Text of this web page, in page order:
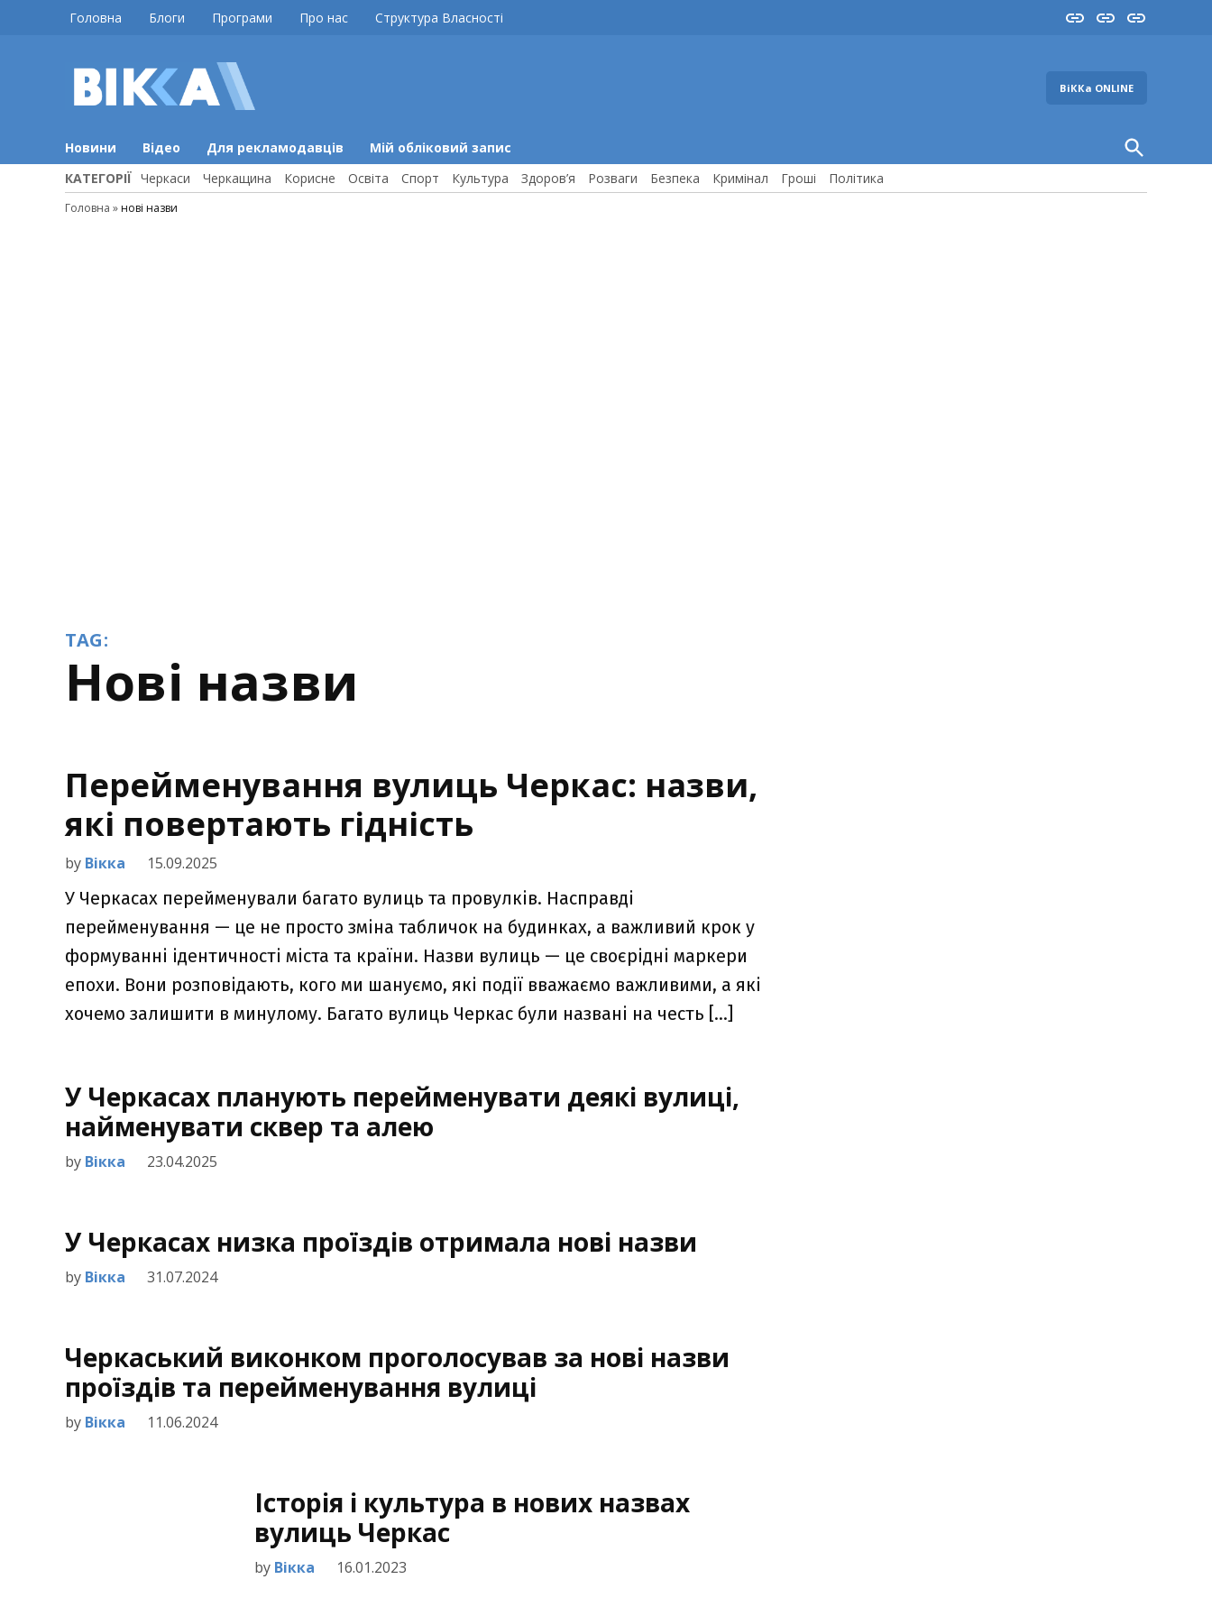
Головна Блоги Програми Про нас Структура Власності InstaYouTube
FB
ВіККа ONLINE
Новини Відео Для рекламодавців Мій обліковий запис
Open
Search
КАТЕГОРІЇ Черкаси Черкащина Корисне Освіта Спорт Культура Здоров’я Розваги Безпека Кримінал Гроші Політика
Головна » нові назви
TAG:
нові назви
Перейменування вулиць Черкас: назви,
які повертають гідність
by Вікка 15.09.2025
У Черкасах перейменували багато вулиць та провулків. Насправді
перейменування — це не просто зміна табличок на будинках, а важливий крок у
формуванні ідентичності міста та країни. Назви вулиць — це своєрідні маркери
епохи. Вони розповідають, кого ми шануємо, які події вважаємо важливими, а які
хочемо залишити в минулому. Багато вулиць Черкас були названі на честь […]
У Черкасах планують перейменувати деякі вулиці,
найменувати сквер та алею
by Вікка 23.04.2025
У Черкасах низка проїздів отримала нові назви
by Вікка 31.07.2024
Черкаський виконком проголосував за нові назви
проїздів та перейменування вулиці
by Вікка 11.06.2024
Історія і культура в нових назвах
вулиць Черкас
by Вікка 16.01.2023